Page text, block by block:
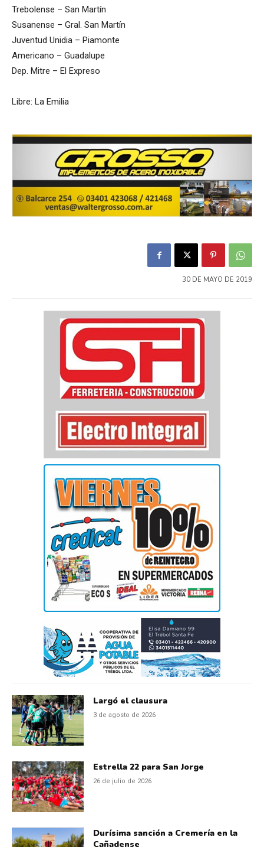
Trebolense – San Martín
Susanense – Gral. San Martín
Juventud Unidia – Piamonte
Americano – Guadalupe
Dep. Mitre – El Expreso
Libre: La Emilia
30 DE MAYO DE 2019
Largó el clausura
3 de agosto de 2026
Estrella 22 para San Jorge
26 de julio de 2026
Durísima sanción a Cremería en la
Cañadense